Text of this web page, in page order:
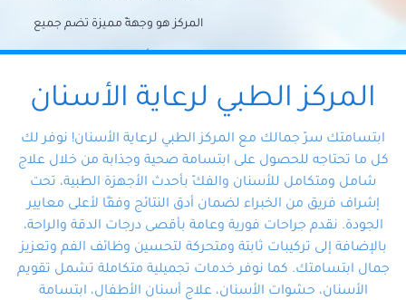
المركز هو وجهةً مميزة تضم جميع
احتياجات الأسنان تحت سقف واحد،
وتضمن لك حلاً شاملًا لجميع
المتخصص ذوي الخبرة، ستجد نفسك
في أيد أمينة تلبي احتياجاتك بكل
احترافية ودقة.
المركز الطبي لرعاية الأسنان
ابتسامتك سرّ جمالك مع المركز الطبي لرعاية الأسنان! نوفر لك
كل ما تحتاجه للحصول على ابتسامة صحية وجذابة من خلال علاج
شامل ومتكامل للأسنان والفكّ بأحدث الأجهزة الطبية، تحت
إشراف فريق من الخبراء لضمان أدق النتائج وفقًا لأعلى معايير
الجودة. نقدم جراحات فورية وعامة بأقصى درجات الدقة والراحة،
بالإضافة إلى تركيبات ثابتة ومتحركة لتحسين وظائف الفم وتعزيز
جمال ابتسامتك. كما نوفر خدمات تجميلية متكاملة تشمل تقويم
الأسنان، حشوات الأسنان، علاج أسنان الأطفال، ابتسامة